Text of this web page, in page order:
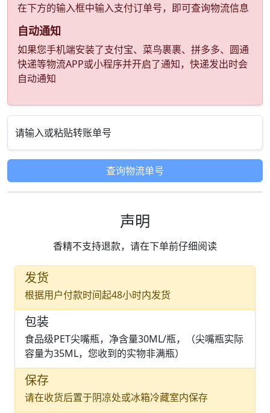
在下方的输入框中输入支付订单号，即可查询物流信息
自动通知
如果您手机端安装了支付宝、菜鸟裹裹、拼多多、圆通
快递等物流APP或小程序并开启了通知，快递发出时会
自动通知
请输入或粘贴转账单号
查询物流单号
声明
香精不支持退款，请在下单前仔细阅读
发货
根据用户付款时间起48小时内发货
包装
食品级PET尖嘴瓶，净含量30ML/瓶，（尖嘴瓶实际
容量为35ML，您收到的实物非满瓶）
保存
请在收货后置于阴凉处或冰箱冷藏室内保存